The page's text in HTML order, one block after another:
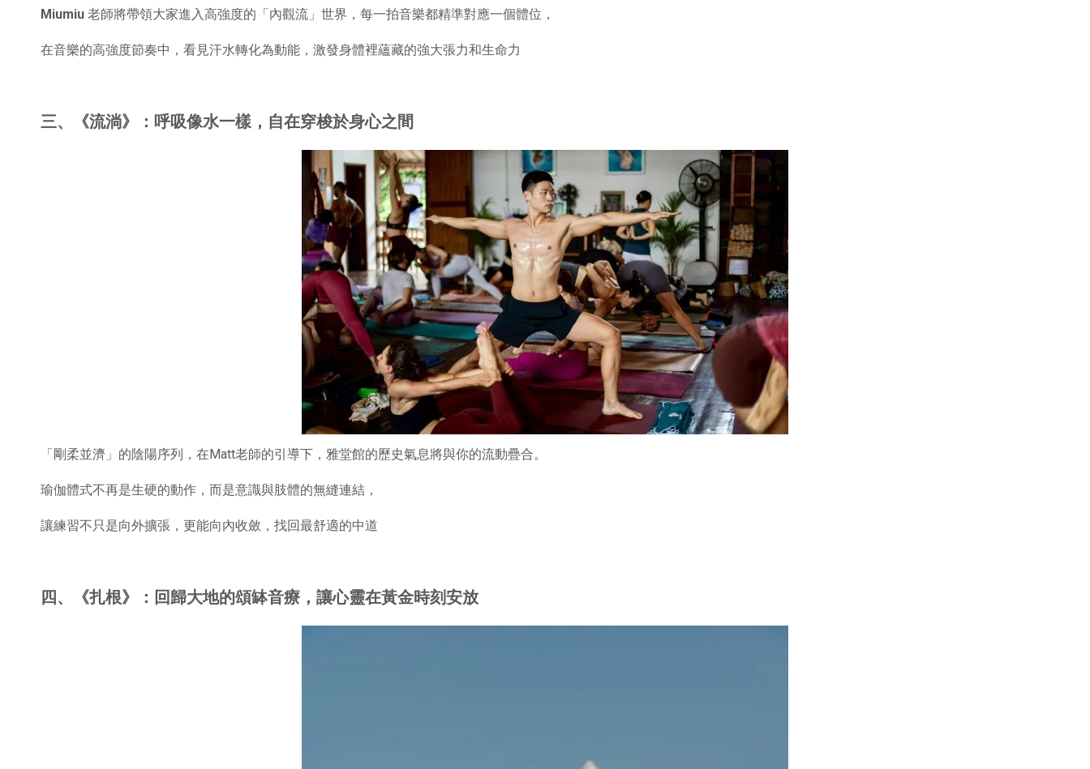
Miumiu 老師將帶領大家進入高強度的「內觀流」世界，每一拍音樂都精準對應一個體位，
在音樂的高強度節奏中，看見汗水轉化為動能，激發身體裡蘊藏的強大張力和生命力
三、《流淌》：呼吸像水一樣，自在穿梭於身心之間
「剛柔並濟」的陰陽序列，在Matt老師的引導下，雅堂館的歷史氣息將與你的流動疊合。
瑜伽體式不再是生硬的動作，而是意識與肢體的無縫連結，
讓練習不只是向外擴張，更能向內收斂，找回最舒適的中道
四、《扎根》：回歸大地的頌缽音療，讓心靈在黃金時刻安放